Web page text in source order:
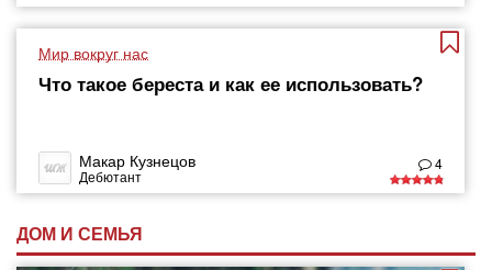
Мир вокруг нас
Что такое береста и как ее использовать?
Макар Кузнецов
Дебютант
4
ДОМ И СЕМЬЯ